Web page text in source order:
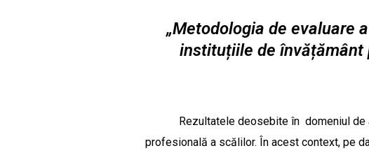
„Metodologia de evaluare
instituțiile de învățământ
Rezultatele deosebite în domeniul de
profesională a scălilor. În acest context, pe